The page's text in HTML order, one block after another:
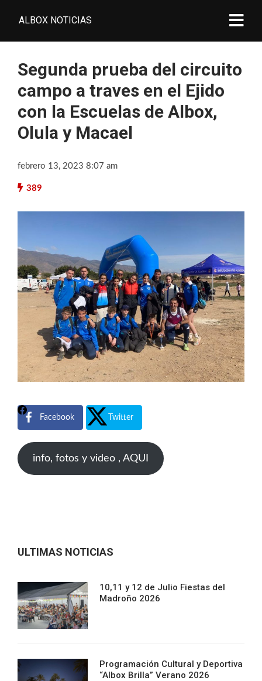
ALBOX NOTICIAS
Segunda prueba del circuito
campo a traves en el Ejido
con la Escuelas de Albox,
Olula y Macael
febrero 13, 2023 8:07 am
389
Facebook Twitter
info, fotos y video , AQUI
ULTIMAS NOTICIAS
10,11 y 12 de Julio Fiestas del
Madroño 2026
Programación Cultural y Deportiva
“Albox Brilla” Verano 2026